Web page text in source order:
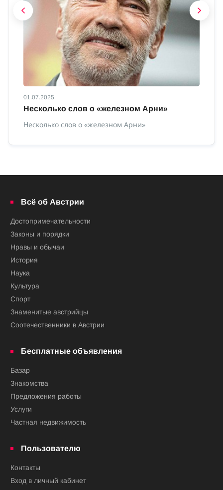
01.07.2025
Несколько слов о «железном Арни»
Несколько слов о «железном Арни»
Всё об Австрии
Достопримечательности
Законы и порядки
Нравы и обычаи
История
Наука
Культура
Спорт
Знаменитые австрийцы
Соотечественники в Австрии
Бесплатные объявления
Базар
Знакомства
Предложения работы
Услуги
Частная недвижимость
Пользователю
Контакты
Вход в личный кабинет